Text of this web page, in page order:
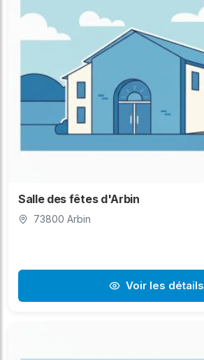
Salle des fêtes d'Arbin
73800 Arbin
Voir les détails